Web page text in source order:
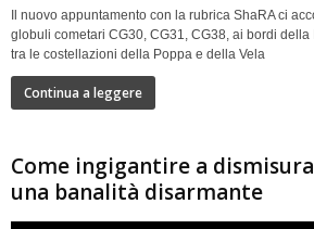
Il nuovo appuntamento con la rubrica ShaRA ci
globuli cometari CG30, CG31, CG38, ai bordi
tra le costellazioni della Poppa e della Vela
Continua a leggere
Come ingigantire a
una banalità disarmante